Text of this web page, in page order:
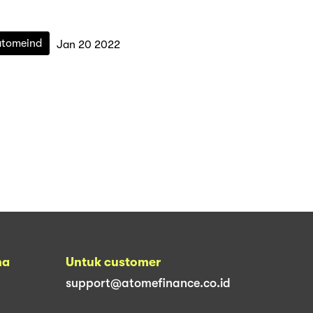
Jan 20 2022
Untuk customer
support@atomefinance.co.id